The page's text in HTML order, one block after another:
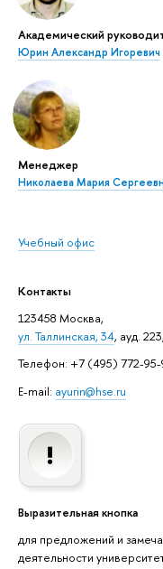
Академический
Юрин Александр Игоревич
Менеджер
Николаева Мария
Учебный офис
Контакты
123458 Москва,
ул. Таллинская, 34, ауд.
Телефон: +7 (495) 772-
E-mail: ayurin@hse.ru
Выразительная кнопка
для предложений и
деятельности